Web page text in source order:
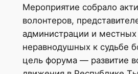
Мероприятие собрало
волонтеров,
администрации и
неравнодушных к судьбе
цель форума — развитие